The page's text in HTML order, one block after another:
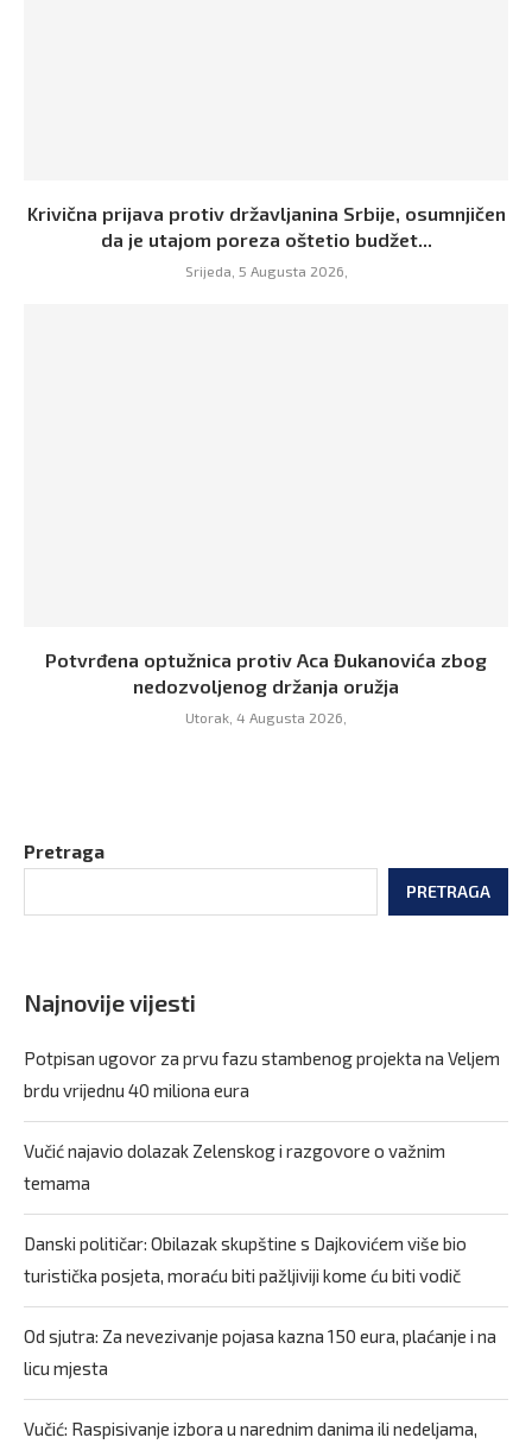
Krivična prijava protiv državljanina Srbije, osumnjičen
da je utajom poreza oštetio budžet...
Srijeda, 5 Augusta 2026,
Potvrđena optužnica protiv Aca Đukanovića zbog
nedozvoljenog držanja oružja
Utorak, 4 Augusta 2026,
Pretraga
PRETRAGA
Najnovije vijesti
Potpisan ugovor za prvu fazu stambenog projekta na Veljem
brdu vrijednu 40 miliona eura
Vučić najavio dolazak Zelenskog i razgovore o važnim
temama
Danski političar: Obilazak skupštine s Dajkovićem više bio
turistička posjeta, moraću biti pažljiviji kome ću biti vodič
Od sjutra: Za nevezivanje pojasa kazna 150 eura, plaćanje i na
licu mjesta
Vučić: Raspisivanje izbora u narednim danima ili nedeljama,